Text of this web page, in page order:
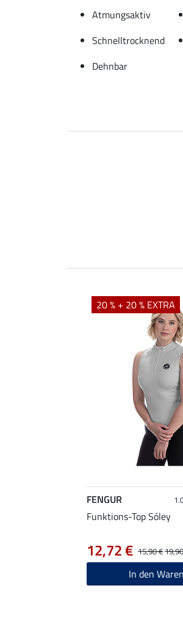
Atmungsaktiv
Schnelltrocknend
Dehnbar
20 % + 20 % EXTRA
FENGUR
Funktions-Top Sóley
15,90 €
12,72 €
In den